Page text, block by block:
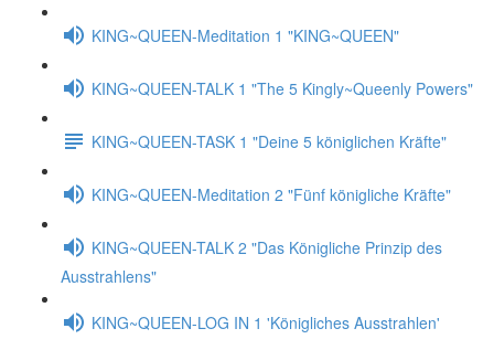
KING~QUEEN-Meditation 1 "KING~QUEEN"
KING~QUEEN-TALK 1 "The 5 Kingly~Queenly Powers"
KING~QUEEN-TASK 1 "Deine 5 königlichen Kräfte"
KING~QUEEN-Meditation 2 "Fünf königliche Kräfte"
KING~QUEEN-TALK 2 "Das Königliche Prinzip des
Ausstrahlens"
KING~QUEEN-LOG IN 1 'Königliches Ausstrahlen'